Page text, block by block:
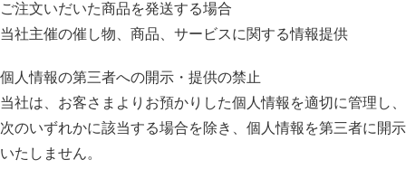
ご注文いだいた商品を発送する場合
当社主催の催し物、商品、サービスに関する情報提供
個人情報の第三者への開示・提供の禁止
当社は、お客さまよりお預かりした個人情報を適切に管理し、
次のいずれかに該当する場合を除き、個人情報を第三者に開示
いたしません。